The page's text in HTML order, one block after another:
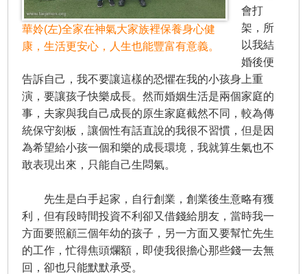
華姈(左)全家在神氣大家族裡保養身心健
康，生活更安心，人生也能豐富有意義。
會打
架，所
以我結
婚後便
告訴自己，我不要讓這樣的恐懼在我的小孩身上重
演，要讓孩子快樂成長。然而婚姻生活是兩個家庭的
事，夫家與我自己成長的原生家庭截然不同，較為傳
統保守刻板，讓個性有話直說的我很不習慣，但是因
為希望給小孩一個和樂的成長環境，我就算生氣也不
敢表現出來，只能自己生悶氣。
先生是白手起家，自行創業，創業後生意略有獲
利，但有段時間投資不利卻又借錢給朋友，當時我一
方面要照顧三個年幼的孩子，另一方面又要幫忙先生
的工作，忙得焦頭爛額，即使我很擔心那些錢一去無
回，卻也只能默默承受。